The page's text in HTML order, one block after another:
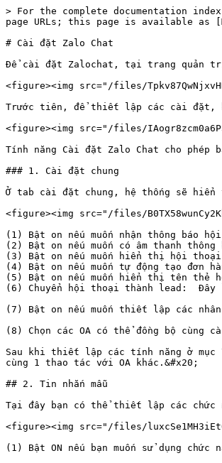
> For the complete documentation
page URLs; this page is available as
# Cài đặt Zalo Chat
Để cài đặt Zalochat, tại trang quản
<figure><img src="/files/
Trước tiên, để thiết lập các cài đặt,
<figure><img src="/files/
Tính năng Cài đặt Zalo Chat cho phép
### 1. Cài đặt chung
Ở tab cài đặt chung, hệ thống sẽ hiển
<figure><img src="/files/
(1) Bật on nếu muốn nhận thông báo
(2) Bật on nếu muốn có âm thanh
(3) Bật on nếu muốn hiển thị hội
(4) Bật on nếu muốn tự động tạo đơn
(5) Bật on nếu muốn hiển thị tên thẻ
(6) Chuyển hội thoại thành lead:  Đây
(7) Bật on nếu muốn thiết lập các
(8) Chọn các OA có thể đồng bộ cùng
Sau khi thiết lập các tính năng ở
cùng 1 thao tác với OA khác.&#x20;
## 2. Tin nhắn mẫu
Tại đây bạn có thể thiết lập các chức
<figure><img src="/files/
(1) Bật ON nếu bạn muốn sử dụng